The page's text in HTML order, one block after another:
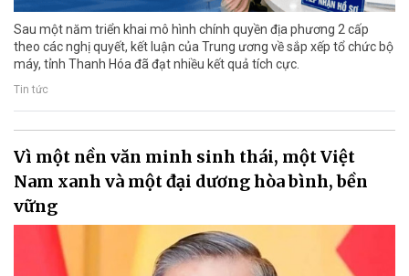
Sau một năm triển khai mô hình chính quyền địa phương 2 cấp
theo các nghị quyết, kết luận của Trung ương về sắp xếp tổ chức bộ
máy, tỉnh Thanh Hóa đã đạt nhiều kết quả tích cực.
Tin tức
Vì một nền văn minh sinh thái, một Việt
Nam xanh và một đại dương hòa bình, bền
vững